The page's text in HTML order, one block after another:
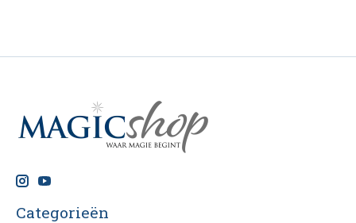
Categorieën